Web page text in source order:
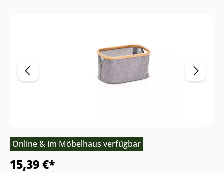
Online & im Möbelhaus verfügbar
15,39 €*